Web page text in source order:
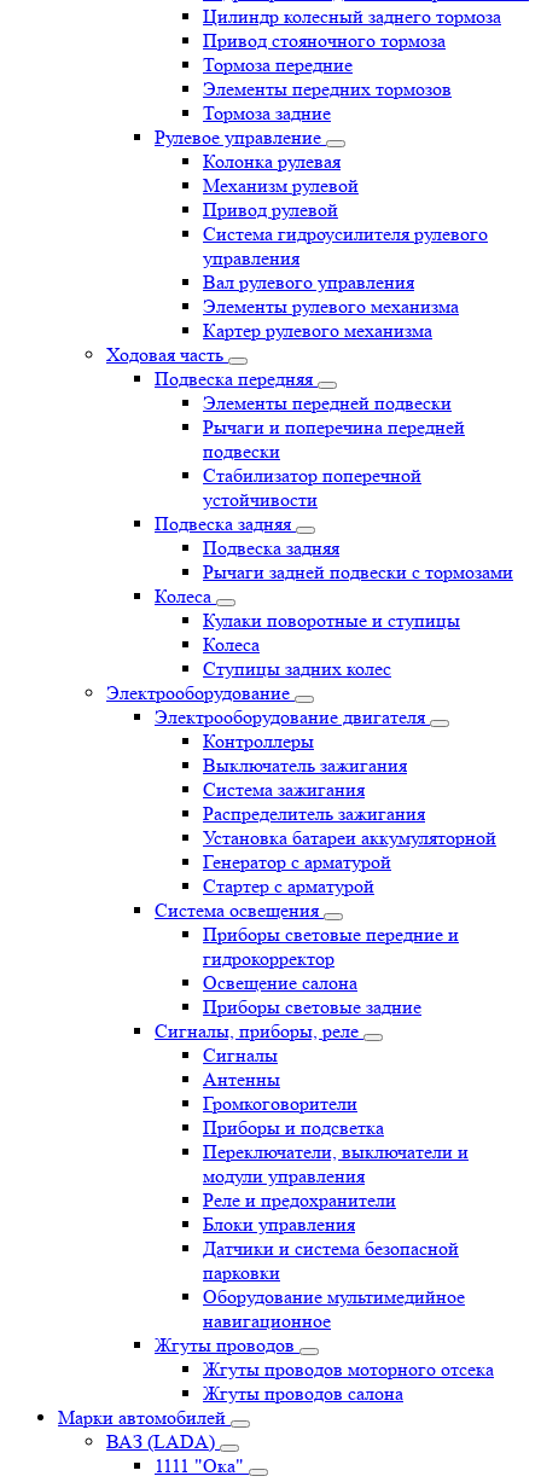
Цилиндр колесный заднего тормоза
Привод стояночного тормоза
Тормоза передние
Элементы передних тормозов
Тормоза задние
Рулевое управление
Колонка рулевая
Механизм рулевой
Привод рулевой
Система гидроусилителя рулевого
управления
Вал рулевого управления
Элементы рулевого механизма
Картер рулевого механизма
Ходовая часть
Подвеска передняя
Элементы передней подвески
Рычаги и поперечина передней
подвески
Стабилизатор поперечной
устойчивости
Подвеска задняя
Подвеска задняя
Рычаги задней подвески с тормозами
Колеса
Кулаки поворотные и ступицы
Колеса
Ступицы задних колес
Электрооборудование
Электрооборудование двигателя
Контроллеры
Выключатель зажигания
Система зажигания
Распределитель зажигания
Установка батареи аккумуляторной
Генератор с арматурой
Стартер с арматурой
Система освещения
Приборы световые передние и
гидрокорректор
Освещение салона
Приборы световые задние
Сигналы, приборы, реле
Сигналы
Антенны
Громкоговорители
Приборы и подсветка
Переключатели, выключатели и
модули управления
Реле и предохранители
Блоки управления
Датчики и система безопасной
парковки
Оборудование мультимедийное
навигационное
Жгуты проводов
Жгуты проводов моторного отсека
Жгуты проводов салона
Марки автомобилей
ВАЗ (LADA)
1111 "Ока"